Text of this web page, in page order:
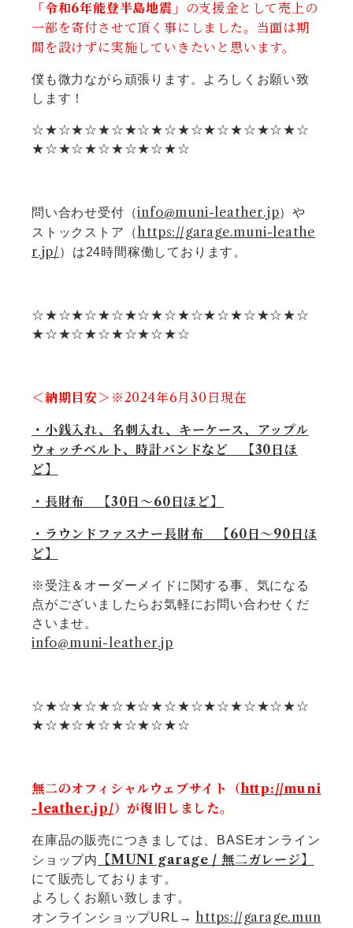
「令和6年能登半島地震」
の支援金として売上の
一部を寄付させて頂く事にしました。当面は期
間を設けずに実施していきたいと思います。
僕も微力ながら頑張ります。よろしくお願い致
します！
☆★☆★☆★☆★☆★☆★☆★☆★☆★☆★☆
★☆★☆★☆★☆★☆★☆
問い合わせ受付（info@muni-leather.jp）や
ストックストア（https://garage.muni-leathe
r.jp/ ）は24時間稼働しております。
☆★☆★☆★☆★☆★☆★☆★☆★☆★☆★☆
★☆★☆★☆★☆★☆★☆
＜納期目安＞ ※2024年6月30日現在
・小銭入れ、名刺入れ、キーケース、アップル
ウォッチベルト、時計バンドなど 【30日ほ
ど】
・長財布 【30日〜60日ほど】
・ラウンドファスナー長財布 【60日〜90日ほ
ど】
※受注＆オーダーメイドに関する事、気になる
点がございましたらお気軽にお問い合わせくだ
さいませ。
info@muni-leather.jp
☆★☆★☆★☆★☆★☆★☆★☆★☆★☆★☆
★☆★☆★☆★☆★☆★☆
無二のオフィシャルウェブサイト（http://muni
-leather.jp/）が復旧しました。
在庫品の販売につきましては、BASEオンライン
ショップ内
【MUNI garage / 無二ガレージ】
にて販売しております。
よろしくお願い致します。
オンラインショップURL→ https://garage.mun